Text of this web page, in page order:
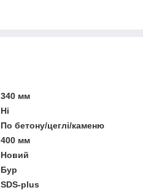
340 мм
Ні
По бетону/цеглі/каменю
400 мм
Новий
Бур
SDS-plus